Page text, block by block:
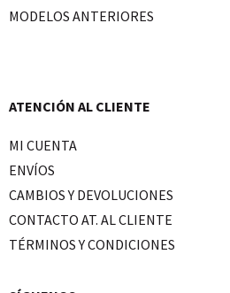
MODELOS ANTERIORES
ATENCIÓN AL CLIENTE
MI CUENTA
ENVÍOS
CAMBIOS Y DEVOLUCIONES
CONTACTO AT. AL CLIENTE
TÉRMINOS Y CONDICIONES